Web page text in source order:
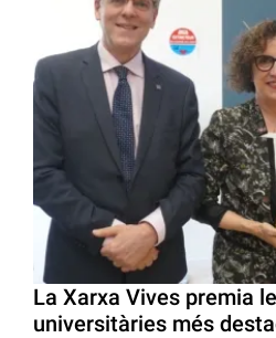
La Xarxa Vives premia
universitàries més